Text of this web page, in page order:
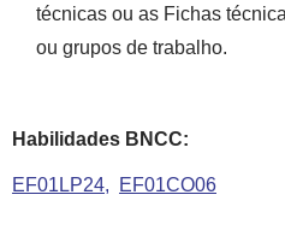
técnicas ou as Fichas
ou grupos de trabalho.
Habilidades BNCC:
EF01LP24 EF01CO06